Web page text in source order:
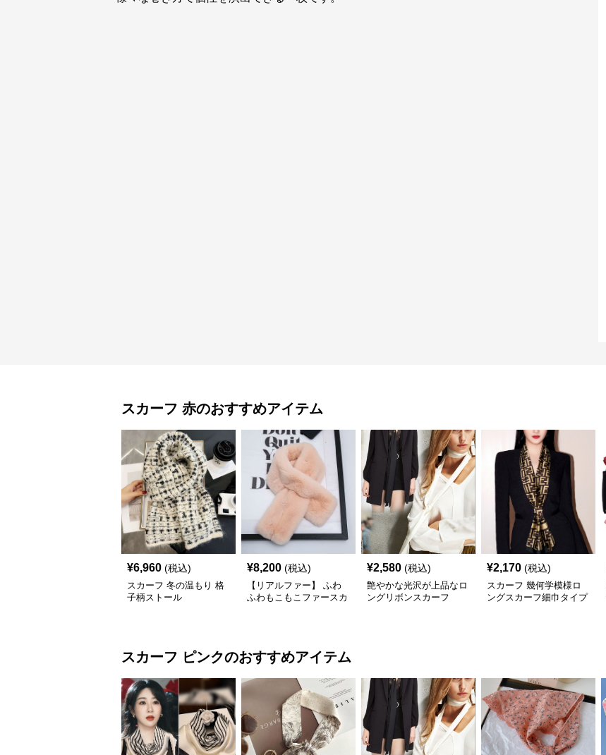
スカーフ 赤のおすすめアイテム
¥6,960 (税込)
スカーフ 冬の温もり 格
子柄ストール
¥8,200 (税込)
【リアルファー】 ふわ
ふわもこもこファースカ
¥2,580 (税込)
艶やかな光沢が上品なロ
ングリボンスカーフ
¥2,170 (税込)
スカーフ 幾何学模様ロ
ングスカーフ細巾タイプ
スカーフ ピンクのおすすめアイテム